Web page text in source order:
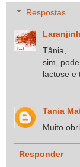
Respostas
Tânia,
sim,
lactose e
Tania
Muito
Responder